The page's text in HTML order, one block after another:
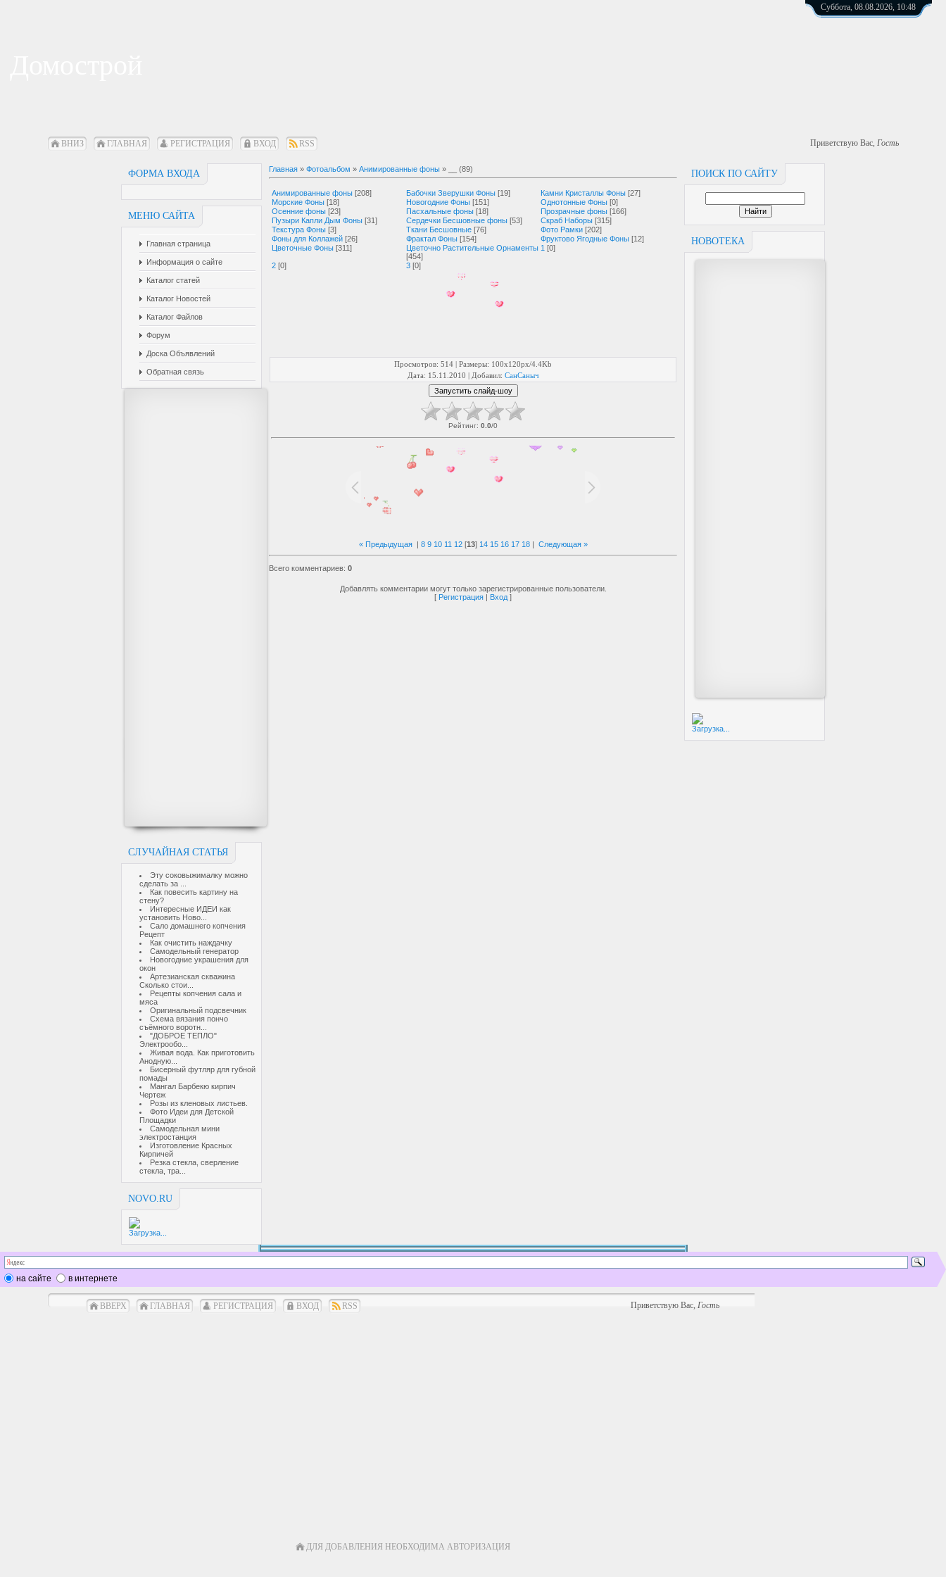
Суббота, 08.08.2026, 10:48
ВНИЗ ГЛАВНАЯ РЕГИСТРАЦИЯ ВХОД RSS Приветствую Вас, Гость
ФОРМА ВХОДА
МЕНЮ САЙТА
Главная страница
Информация о сайте
Каталог статей
Каталог Новостей
Каталог Файлов
Форум
Доска Объявлений
Обратная связь
СЛУЧАЙНАЯ СТАТЬЯ
Эту соковыжималку можно
сделать за ...
Как повесить картину на
стену?
Интересные ИДЕИ как
установить Ново...
Сало домашнего копчения
Рецепт
Как очистить наждачку
Самодельный генератор
Новогодние украшения для
окон
Артезианская скважина
Сколько стои...
Рецепты копчения сала и
мяса
Оригинальный подсвечник
Схема вязания пончо
съёмного воротн...
"ДОБРОЕ ТЕПЛО"
Электрообо...
Живая вода. Как приготовить
Анодную...
Бисерный футляр для губной
помады
Мангал Барбекю кирпич
Чертеж
Розы из кленовых листьев.
Фото Идеи для Детской
Площадки
Самодельная мини
электростанция
Изготовление Красных
Кирпичей
Резка стекла, сверление
стекла, тра...
NOVO.RU
Загрузка...
ПОИСК ПО САЙТУ
НОВОТЕКА
Загрузка...
Главная » Фотоальбом » Анимированные фоны » __ (89)
Анимированные фоны [208] Бабочки Зверушки Фоны [19] Камни Кристаллы Фоны [27]
Морские Фоны [18] Новогодние Фоны [151] Однотонные Фоны [0]
Осенние фоны [23] Пасхальные фоны [18] Прозрачные фоны [166]
Пузыри Капли Дым Фоны [31] Сердечки Бесшовные фоны [53] Скраб Наборы [315]
Текстура Фоны [3] Ткани Бесшовные [76] Фото Рамки [202]
Фоны для Коллажей [26] Фрактал Фоны [154] Фруктово Ягодные Фоны [12]
Цветочные Фоны [311]
Цветочно Растительные Орнаменты
[454]
1 [0]
2 [0] 3 [0]
Просмотров: 514 | Размеры: 100x120px/4.4Kb
Дата: 15.11.2010 | Добавил: СанСаныч
Рейтинг: 0.0/0
« Предыдущая| 8 9 10 11 12[13] 14 15 16 17 18| Следующая »
Всего комментариев: 0
Добавлять комментарии могут только зарегистрированные пользователи.
[ Регистрация | Вход ]
на сайте в интернете
ВВЕРХ ГЛАВНАЯ РЕГИСТРАЦИЯ ВХОД RSS Приветствую Вас,Гость
ДЛЯ ДОБАВЛЕНИЯ НЕОБХОДИМА АВТОРИЗАЦИЯ